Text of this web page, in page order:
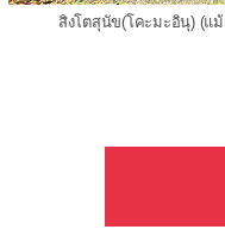
สิงโตสุนัข(โคะมะอินุ) (แ